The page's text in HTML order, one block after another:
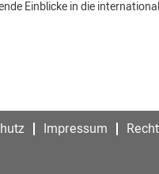
Einblicke in die
Impressum